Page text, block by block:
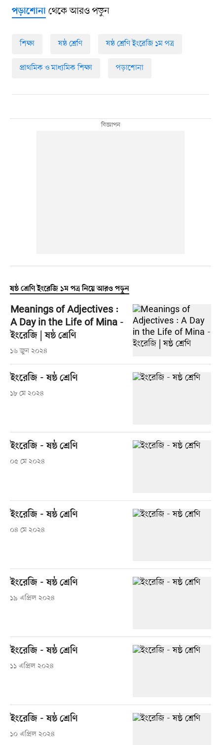
পড়াশোনাথেকে আরও পড়ুন
শিক্ষা ষষ্ঠ শ্রেণি ষষ্ঠ শ্রেণি ইংরেজি ১ম পত্র
প্রাথমিক ও মাধ্যমিক শিক্ষা পড়াশোনা
ষষ্ঠ শ্রেণি ইংরেজি ১ম পত্র নিয়ে আরও পড়ুন
Meanings of Adjectives :
A Day in the Life of Mina -
ইংরেজি | ষষ্ঠ শ্রেণি
১৬ জুন ২০২৪
ইংরেজি - ষষ্ঠ শ্রেণি
১৮ মে ২০২৪
ইংরেজি - ষষ্ঠ শ্রেণি
০৫ মে ২০২৪
ইংরেজি - ষষ্ঠ শ্রেণি
০৪ মে ২০২৪
ইংরেজি - ষষ্ঠ শ্রেণি
১৯ এপ্রিল ২০২৪
ইংরেজি - ষষ্ঠ শ্রেণি
১১ এপ্রিল ২০২৪
ইংরেজি - ষষ্ঠ শ্রেণি
১০ এপ্রিল ২০২৪